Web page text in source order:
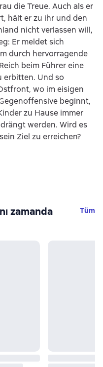
die Treue. Auch als er
hält er zu ihr und den
nicht verlassen will,
Er meldet sich
durch hervorragende
beim Führer eine
erbitten. Und so
wo im eisigen
beginnt,
zu Hause immer
werden. Wird es
Ziel zu erreichen?
zamanda
Tüm